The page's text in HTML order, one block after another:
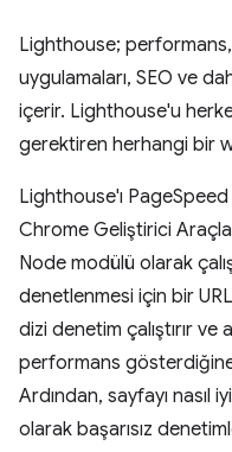
Lighthouse;
uygulamaları, SEO ve
içerir. Lighthouse'u
gerektiren herhangi bir
Lighthouse'ı
Chrome Geliştirici
Node modülü olarak
denetlenmesi için bir
dizi denetim çalıştırır ve
performans
Ardından, sayfayı
olarak başarısız